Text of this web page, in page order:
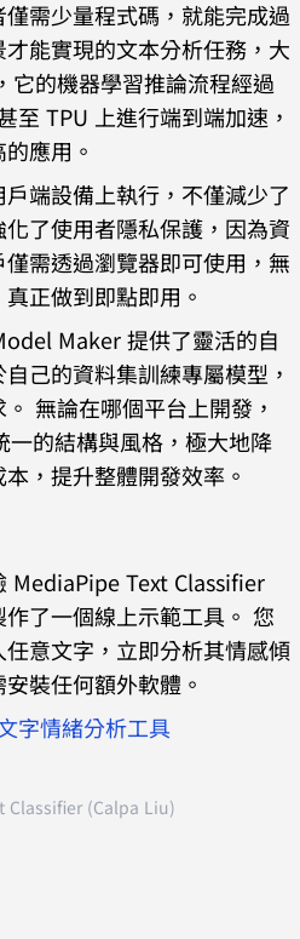
需少量程式碼，就能完成過
能實現的文本分析任務，大
它的機器學習推論流程經過
至 TPU 上進行端到端加速，
應用。
端設備上執行，不僅減少了
了使用者隱私保護，因為資
需透過瀏覽器即可使用，無
正做到即點即用。
Maker 提供了靈活的自
己的資料集訓練專屬模型，
無論在哪個平台上開發，
的結構與風格，極大地降
，提升整體開發效率。
MediaPipe Text Classifier
了一個線上示範工具。 您
意文字，立即分析其情感傾
裝任何額外軟體。
字情緒分析工具
Classifier (Calpa Liu)